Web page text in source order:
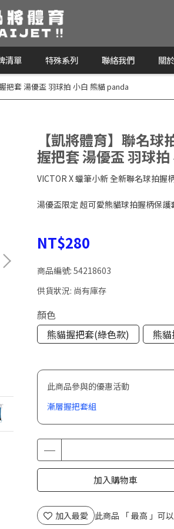
清單 特殊系列 聯絡我們 關
把套 湯優盃 羽球拍 小白 熊貓 panda
【凱將體育】聯名
握把套 湯優盃 羽球
VICTOR X 蠟筆小新 全新聯名球拍握
湯優盃限定 超可愛熊貓球拍握柄保護
NT$280
商品編號: 54218603
供貨狀況: 尚有庫存
顏色
熊貓握把套(綠色款)
熊
此商品參與的優惠活動
漸層握把套組
加入購物車
加入最愛 此商品 「 最高 」可